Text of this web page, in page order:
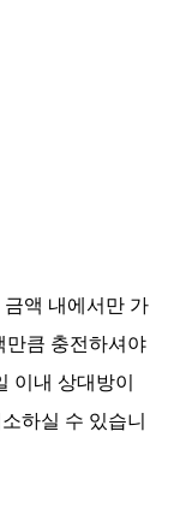
액 내에서만 가
만큼 충전하셔야
이내 상대방이
하실 수 있습니